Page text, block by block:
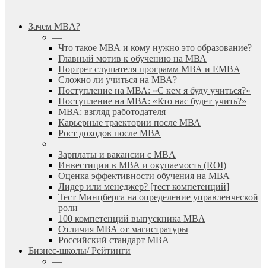
search
Menu
Зачем MBA?
—
Что такое МВА и кому нужно это образование?
Главный мотив к обучению на МВА
Портрет слушателя программ МВА и EMBA
Сложно ли учиться на МВА?
Поступление на МВА: «С кем я буду учиться?»
Поступление на МВА: «Кто нас будет учить?»
МВА: взгляд работодателя
Карьерные траектории после МВА
Рост доходов после МВА
—
Зарплаты и вакансии с MBA
Инвестиции в МВА и окупаемость (ROI)
Оценка эффективности обучения на МВА
Лидер или менеджер? [тест компетенций]
Тест Минцберга на определение управленческой
роли
100 компетенций выпускника MBA
Отличия МВА от магистратуры
Российский стандарт MBA
Бизнес-школы/ Рейтинги
—